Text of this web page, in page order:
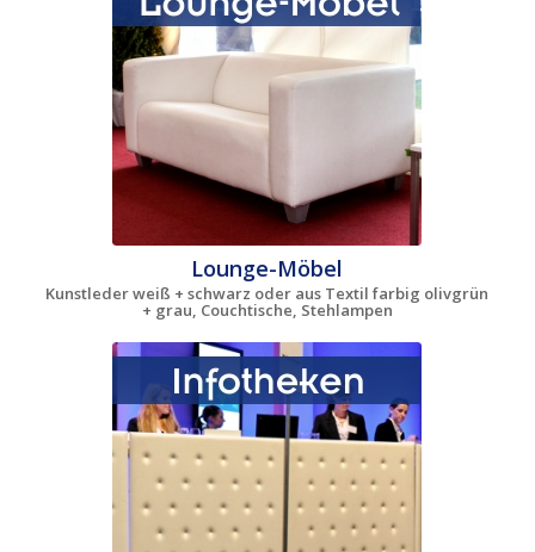
Lounge-Möbel
Kunstleder weiß + schwarz oder aus Textil farbig olivgrün
+ grau, Couchtische, Stehlampen